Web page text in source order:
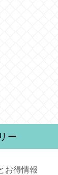
ー
お得情報